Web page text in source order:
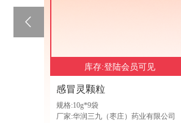
库存:登陆会员可见
感冒灵颗粒
规格:10g*9袋
厂家:华润三九（枣庄）药业有限公司
成都锦江星佑宏昇诊所
有限公司
大桥镇土地坝村莲花卫
生室